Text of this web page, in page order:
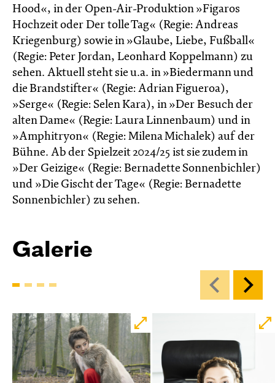
Hood«, in der Open-Air-Produktion »Figaros
Hochzeit oder Der tolle Tag« (Regie: Andreas
Kriegenburg) sowie in »Glaube, Liebe, Fußball«
(Regie: Peter Jordan, Leonhard Koppelmann) zu
sehen. Aktuell steht sie u.a. in »Biedermann und
die Brandstifter« (Regie: Adrian Figueroa),
»Serge« (Regie: Selen Kara), in »Der Besuch der
alten Dame« (Regie: Laura Linnenbaum) und in
»Amphitryon« (Regie: Milena Michalek) auf der
Bühne. Ab der Spielzeit 2024/25 ist sie zudem in
»Der Geizige« (Regie: Bernadette Sonnenbichler)
und »Die Gischt der Tage« (Regie: Bernadette
Sonnen­bichler) zu sehen.
Galerie